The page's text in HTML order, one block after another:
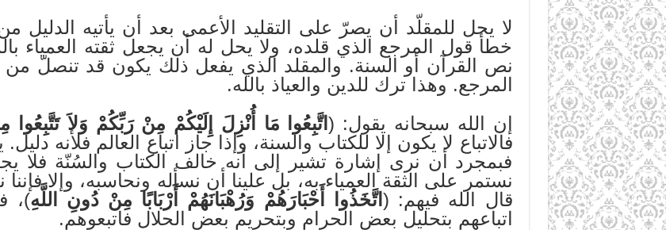
لا يحل للمقلّد أن يصرّ على التقليد الأعمى بعد أن يأتيه
خطأ قول المرجع الذي قلده، ولا يحل له أن يجعل ثقته العمياء
نص القرآن أو السنة. والمقلد الذي يفعل ذلك يكون قد تنصلّ
المرجع. وهذا ترك للدين والعياذ بالله.
إن الله سبحانه يقول: (اتَّبِعُوا مَا أُنْزِلَ إِلَيْكُمْ مِنْ رَبِّكُمْ وَلاَ تَتَّبِعُوا
فالاتباع لا يكون إلا للكتاب والسنة، وإذا جاز اتباع العالم فلأنه
فبمجرد أن نرى إشارة تشير إلى أنه خالف الكتاب والسُنّة فلا
نستمر على الثقة العمياء به، بل علينا أن نسأله ونحاسبه، وإلا
قال الله فيهم: (اتَّخَذُوا أَحْبَارَهُمْ وَرُهْبَانَهُمْ أَرْبَابًا مِنْ دُونِ اللَّهِ)،
اتباعهم بتحليل بعض الحرام وبتحريم بعض الحلال فاتبعوهم.